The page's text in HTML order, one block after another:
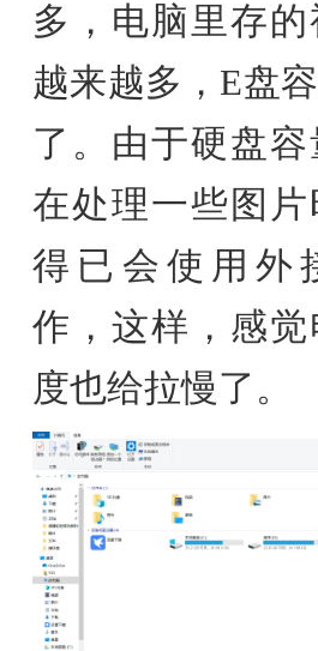
多，电脑里存
越来越多，E盘
了。由于硬盘
在处理一些图
得已会使用外
作，这样，感
度也给拉慢了。